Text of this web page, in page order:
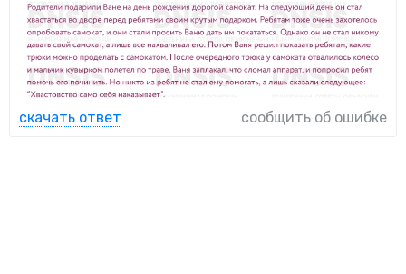
скачать ответ сообщить об ошибке